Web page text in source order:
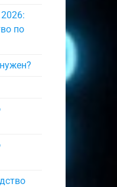
по